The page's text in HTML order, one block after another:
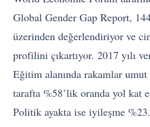
Global Gender Gap Report,
üzerinden değerlendiriyor ve
profilini çıkartıyor. 2017 yılı
Eğitim alanında rakamlar
tarafta %58’lik oranda yol kat
Politik ayakta ise iyileşme %23.